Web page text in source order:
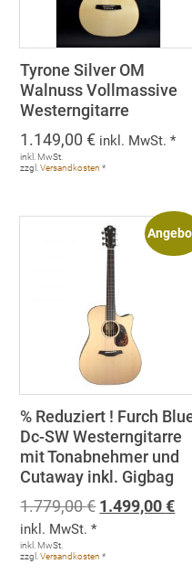
Tyrone Silver OM
Walnuss Vollmassive
Westerngitarre
1.149,00€ inkl. MwSt. *
inkl. MwSt.
zzgl.Versandkosten *
% Reduziert ! Furch
Dc-SW Westerngitarre
mit Tonabnehmer und
Cutaway inkl. Gigbag
1.779,00€
war:
1.499,00€
inkl. MwSt. *
inkl. MwSt.
zzgl.Versandkosten *